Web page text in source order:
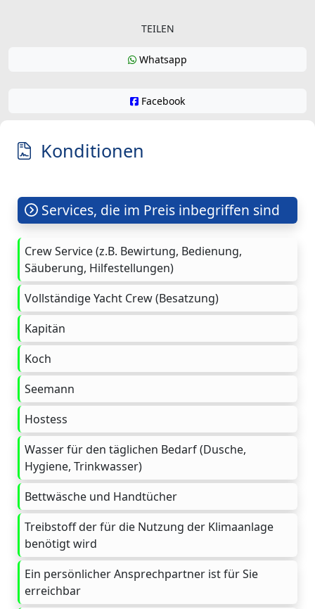
TEILEN
Whatsapp
Facebook
Konditionen
Services, die im Preis inbegriffen sind
Crew Service (z.B. Bewirtung, Bedienung,
Säuberung, Hilfestellungen)
Vollständige Yacht Crew (Besatzung)
Kapitän
Koch
Seemann
Hostess
Wasser für den täglichen Bedarf (Dusche,
Hygiene, Trinkwasser)
Bettwäsche und Handtücher
Treibstoff der für die Nutzung der Klimaanlage
benötigt wird
Ein persönlicher Ansprechpartner ist für Sie
erreichbar